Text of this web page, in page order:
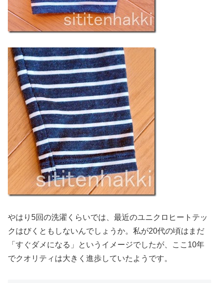
やはり5回の洗濯くらいでは、最近のユニクロヒートテッ
クはびくともしないんでしょうか。私が20代の頃はまだ
「すぐダメになる」というイメージでしたが、ここ10年
でクオリティは大きく進歩していたようです。